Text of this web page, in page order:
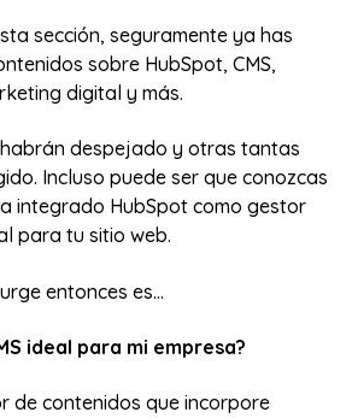
sección, seguramente ya has
sobre HubSpot, CMS,
digital y más.
despejado y otras tantas
Incluso puede ser que conozcas
integrado HubSpot como gestor
para tu sitio web.
entonces es...
ideal para mi empresa?
de contenidos que incorpore